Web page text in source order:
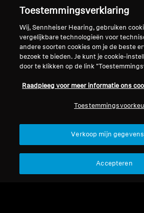
Herroep overeenkomst
Wereldwijd privacybeleid
Algemene verkoopvoorwaarden
voor online verkoop aan
consumenten
Cookie-
Toestemmingsverklaring
Wij, Sennheiser Hearing, gebruiken
vergelijkbare technologieën voor
andere soorten cookies om je de beste
bezoek te bieden. Je kunt je cookie-
door te klikken op de link
Raadpleeg voor meer informatie ons
Verkoop mijn
Accepteren